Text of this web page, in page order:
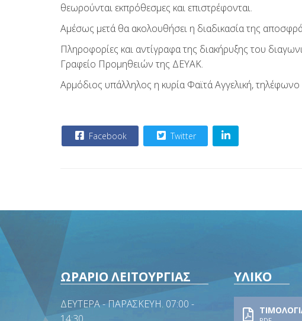
θεωρούνται εκπρόθεσμες και επιστρέφονται.
Αμέσως μετά θα ακολουθήσει η διαδικασία της
Πληροφορίες και αντίγραφα της διακήρυξης του
Γραφείο Προμηθειών της ΔΕΥΑΚ.
Αρμόδιος υπάλληλος η κυρία Φαϊτά Αγγελική,
Facebook Twitter
ΩΡΑΡΙΟ ΛΕΙΤΟΥΡΓΙΑΣ
ΔΕΥΤΕΡΑ - ΠΑΡΑΣΚΕΥΗ. 07:00 -
ΥΛΙΚΟ